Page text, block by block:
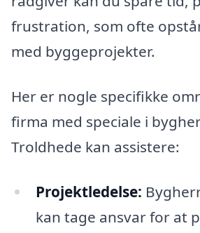
frustration, som ofte
med byggeprojekter.
Her er nogle specifikke
firma med speciale i
Troldhede kan assistere:
Projektledelse:
kan tage ansvar for at